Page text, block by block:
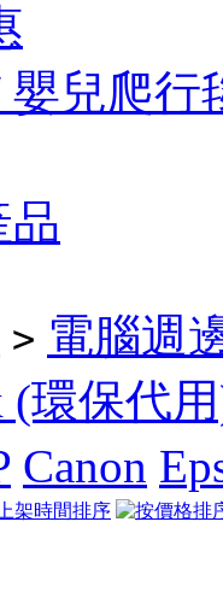
嬰兒爬行
品
> 電腦週
(環保代
Canon